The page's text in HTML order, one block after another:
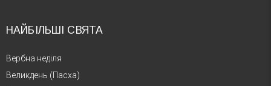
НАЙБІЛЬШІ СВЯТА
Вербна неділя
Великдень (Пасха)